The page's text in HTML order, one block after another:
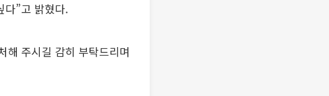
다”고 밝혔다.
해 주시길 감히 부탁드리며